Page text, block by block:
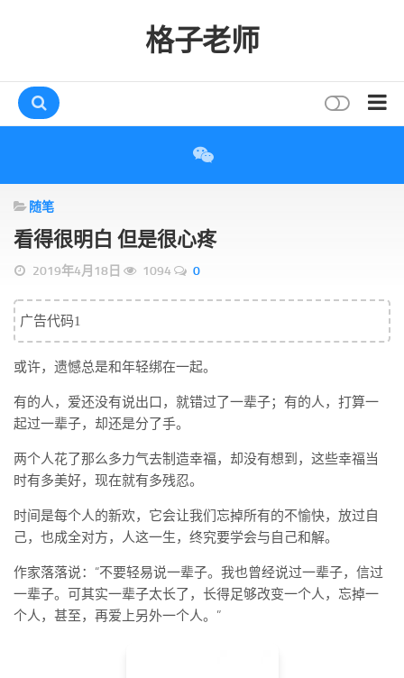
格子老师
互动
评论
打赏
读者
存档
标签
论坛搜索
页面
关于
博客树
精品域名
友情链接
随笔
看得很明白 但是很心疼
2019年4月18日 1094 0
广告代码1
或许，遗憾总是和年轻绑在一起。
有的人，爱还没有说出口，就错过了一辈子；有的人，打算一
起过一辈子，却还是分了手。
两个人花了那么多力气去制造幸福，却没有想到，这些幸福当
时有多美好，现在就有多残忍。
时间是每个人的新欢，它会让我们忘掉所有的不愉快，放过自
己，也成全对方，人这一生，终究要学会与自己和解。
作家落落说：“不要轻易说一辈子。我也曾经说过一辈子，信过
一辈子。可其实一辈子太长了，长得足够改变一个人，忘掉一
个人，甚至，再爱上另外一个人。”